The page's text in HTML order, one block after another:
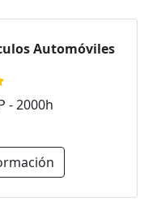
Automóviles
- 2000h